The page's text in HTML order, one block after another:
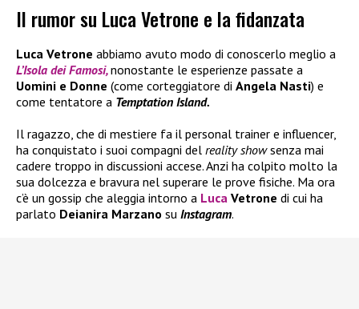
Il rumor su Luca Vetrone e la fidanzata
Luca Vetrone abbiamo avuto modo di conoscerlo meglio a
L’Isola dei Famosi,nonostante le esperienze passate a
Uomini e Donne (come corteggiatore di Angela Nasti) e
come tentatore a Temptation Island.
Il ragazzo, che di mestiere fa il personal trainer e influencer,
ha conquistato i suoi compagni del reality showsenza mai
cadere troppo in discussioni accese. Anzi ha colpito molto la
sua dolcezza e bravura nel superare le prove fisiche. Ma ora
c’è un gossip che aleggia intorno a Luca Vetrone di cui ha
parlato Deianira Marzano su Instagram.